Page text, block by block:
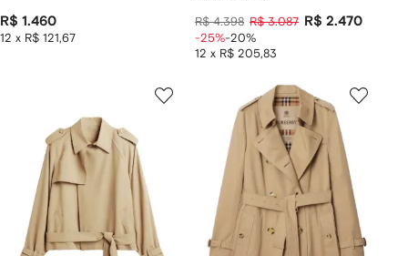
R$ 1.460
12 x R$ 121,67
R$ 4.398 R$ 3.087 R$ 2.470
12 x R$ 205,83
-25%-20%